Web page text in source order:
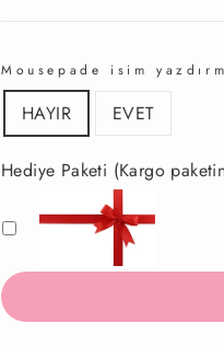
Mousepade isim
HAYIR EVET
Hediye Paketi (Kargo